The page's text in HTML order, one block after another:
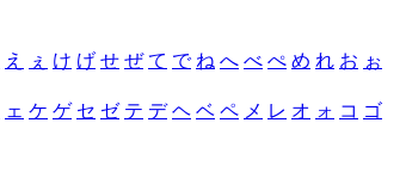
え ぇ け げ せ ぜ て で ね へ べ ぺ め れ お ぉ
ェ ケ ゲ セ ゼ テ デ ヘ ベ ペ メ レ オ ォ コ ゴ